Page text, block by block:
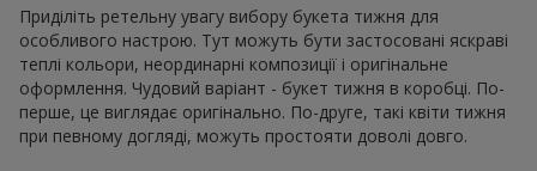
Приділіть ретельну увагу вибору букета тижня для
особливого настрою. Тут можуть бути застосовані яскраві
теплі кольори, неординарні композиції і оригінальне
оформлення. Чудовий варіант - букет тижня в коробці. По-
перше, це виглядає оригінально. По-друге, такі квіти тижня
при певному догляді, можуть простояти доволі довго.